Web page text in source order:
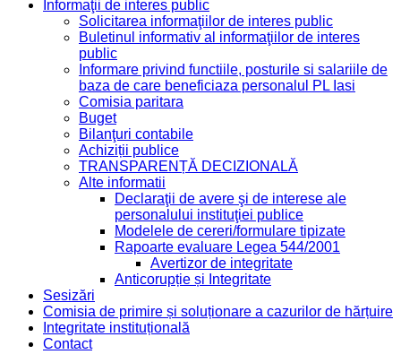
Informaţii de interes public
Solicitarea informaţiilor de interes public
Buletinul informativ al informaţiilor de interes
public
Informare privind functiile, posturile si salariile de
baza de care beneficiaza personalul PL Iasi
Comisia paritara
Buget
Bilanţuri contabile
Achiziții publice
TRANSPARENȚĂ DECIZIONALĂ
Alte informatii
Declaraţii de avere şi de interese ale
personalului instituţiei publice
Modelele de cereri/formulare tipizate
Rapoarte evaluare Legea 544/2001
Avertizor de integritate
Anticorupție și Integritate
Sesizări
Comisia de primire și soluționare a cazurilor de hărțuire
Integritate instituțională
Contact